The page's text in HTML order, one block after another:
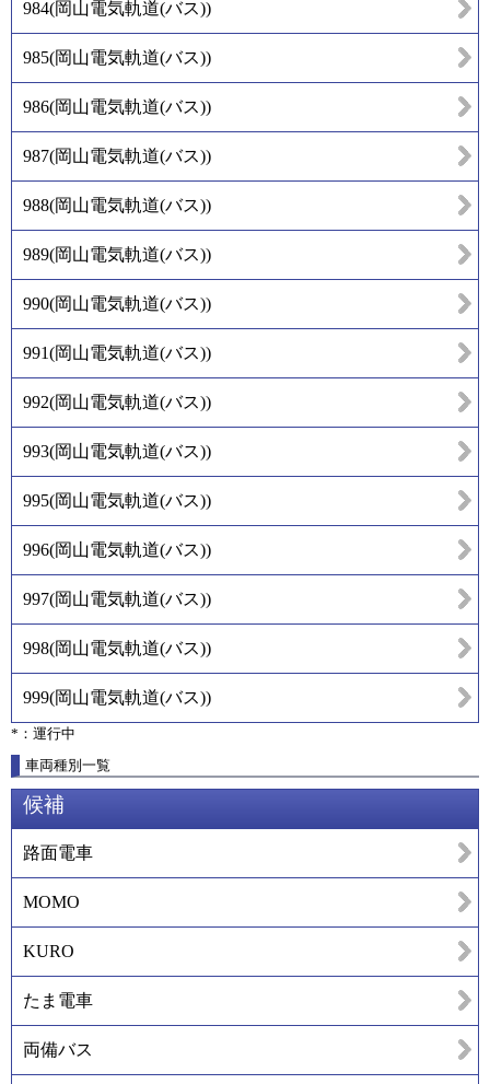
984(岡山電気軌道(バス))
985(岡山電気軌道(バス))
986(岡山電気軌道(バス))
987(岡山電気軌道(バス))
988(岡山電気軌道(バス))
989(岡山電気軌道(バス))
990(岡山電気軌道(バス))
991(岡山電気軌道(バス))
992(岡山電気軌道(バス))
993(岡山電気軌道(バス))
995(岡山電気軌道(バス))
996(岡山電気軌道(バス))
997(岡山電気軌道(バス))
998(岡山電気軌道(バス))
999(岡山電気軌道(バス))
*：運行中
車両種別一覧
候補
路面電車
MOMO
KURO
たま電車
両備バス